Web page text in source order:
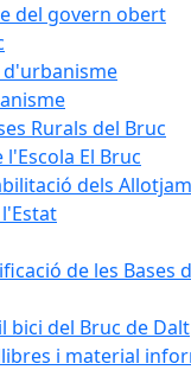
del govern obert
Rurals del Bruc
El Bruc
dels
de les Bases
bici del Bruc de Dalt
i material